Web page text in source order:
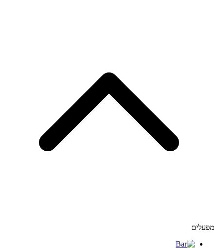
מפעלים